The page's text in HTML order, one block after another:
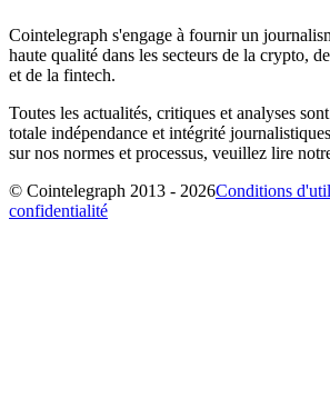
Cointelegraph s'engage à fournir un
haute qualité dans les secteurs de la crypto,
et de la fintech.
Toutes les actualités, critiques et analyses
totale indépendance et intégrité
sur nos normes et processus, veuillez lire
© Cointelegraph 2013 - 2026Conditions
confidentialité